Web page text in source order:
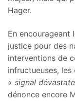
Hager.
En encourageant
justice pour des
interventions de
infructueuses,
« signal
dénonce encore